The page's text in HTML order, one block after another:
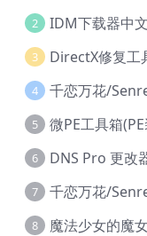
2
3 DirectX修复工
4 千恋万花/
5 微PE工具箱
6 DNS Pro 更改
7 千恋万花/
8 魔法少女的魔